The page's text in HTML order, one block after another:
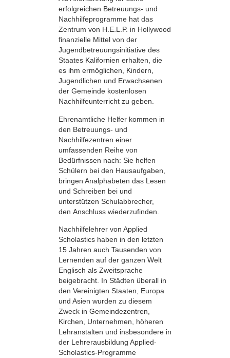
erfolgreichen Betreuungs- und
Nachhilfeprogramme hat das
Zentrum von H.E.L.P. in Hollywood
finanzielle Mittel von der
Jugendbetreuungsinitiative des
Staates Kalifornien erhalten, die
es ihm ermöglichen, Kindern,
Jugendlichen und Erwachsenen
der Gemeinde kostenlosen
Nachhilfeunterricht zu geben.
Ehrenamtliche Helfer kommen in
den Betreuungs- und
Nachhilfezentren einer
umfassenden Reihe von
Bedürfnissen nach: Sie helfen
Schülern bei den Hausaufgaben,
bringen Analphabeten das Lesen
und Schreiben bei und
unterstützen Schulabbrecher,
den Anschluss wiederzufinden.
Nachhilfelehrer von Applied
Scholastics haben in den letzten
15 Jahren auch Tausenden von
Lernenden auf der ganzen Welt
Englisch als Zweitsprache
beigebracht. In Städten überall in
den Vereinigten Staaten, Europa
und Asien wurden zu diesem
Zweck in Gemeindezentren,
Kirchen, Unternehmen, höheren
Lehranstalten und insbesondere in
der Lehrerausbildung Applied-
Scholastics-Programme